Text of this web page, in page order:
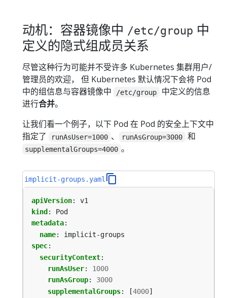
动机：容器镜像中 /etc/group 中
定义的隐式组成员关系
尽管这种行为可能并不受许多 Kubernetes 集群用户/
管理员的欢迎， 但 Kubernetes 默认情况下会将 Pod
中的组信息与容器镜像中
/etc/group
中定义的信息
进行合并。
让我们看一个例子，以下 Pod 在 Pod 的安全上下文中
指定了
runAsUser=1000 、 runAsGroup=3000 和
supplementalGroups=4000 。
implicit-groups.yaml
apiVersion:
v1
kind :
Pod
metadata:
name:
implicit-groups
spec:
securityContext:
runAsUser:
1000
runAsGroup:
3000
supplementalGroups: [4000]